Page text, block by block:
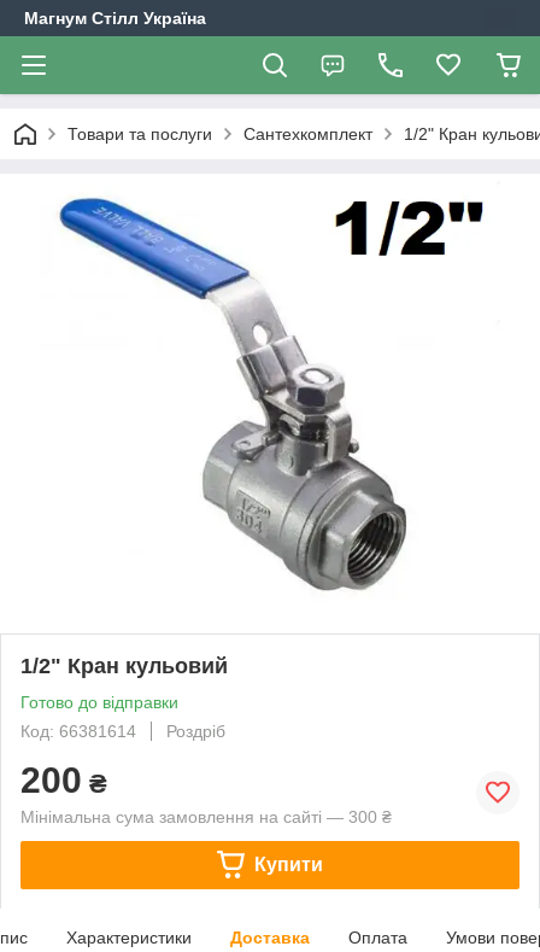
Магнум Стілл Україна
Товари та послуги Сантехкомплект 1/2" Кран
1/2" Кран кульовий
Готово до відправки
Код: 66381614
Роздріб
200 ₴
Мінімальна сума замовлення на сайті — 300 ₴
Купити
Характеристики Доставка Оплата Умови